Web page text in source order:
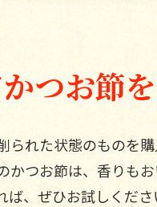
つお節
られた状態のものを購
かつお節は、香りも
、ぜひお試しくださ